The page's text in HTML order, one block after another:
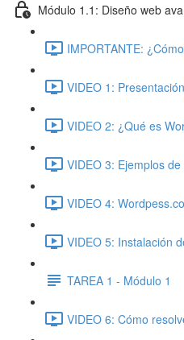
Módulo 1.1: Diseño web
IMPORTANTE:
VIDEO 1:
VIDEO 2: ¿Qué es
VIDEO 3: Ejemplos
VIDEO 4:
VIDEO 5: Instalación
TAREA 1 - Módulo 1
VIDEO 6: Cómo